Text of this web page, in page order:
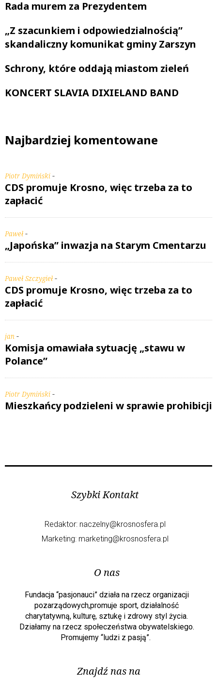
Rada murem za Prezydentem
„Z szacunkiem i odpowiedzialnością”
skandaliczny komunikat gminy Zarszyn
Schrony, które oddają miastom zieleń
KONCERT SLAVIA DIXIELAND BAND
Najbardziej komentowane
Piotr Dymiński -
CDS promuje Krosno, więc trzeba za to
zapłacić
Paweł -
„Japońska” inwazja na Starym Cmentarzu
Paweł Szczygieł -
CDS promuje Krosno, więc trzeba za to
zapłacić
jan -
Komisja omawiała sytuację „stawu w
Polance”
Piotr Dymiński -
Mieszkańcy podzieleni w sprawie prohibicji
Szybki Kontakt
Redaktor: naczelny@krosnosfera.pl
Marketing: marketing@krosnosfera.pl
O nas
Fundacja “pasjonauci” działa na rzecz organizacji
pozarządowych,promuje sport, działalność
charytatywną, kulturę, sztukę i zdrowy styl życia.
Działamy na rzecz społeczeństwa obywatelskiego.
Promujemy “ludzi z pasją”.
Znajdź nas na